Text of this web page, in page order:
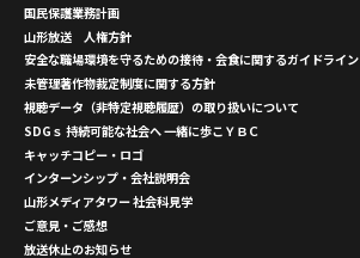
国民保護業務計画
山形放送 人権方針
安全な職場環境を守るための接待・会食に関するガイドライン
未管理著作物裁定制度に関する方針
視聴データ（非特定視聴履歴）の取り扱いについて
SDGｓ 持続可能な社会へ 一緒に歩こＹＢＣ
キャッチコピー・ロゴ
インターンシップ・会社説明会
山形メディアタワー 社会科見学
ご意見・ご感想
放送休止のお知らせ